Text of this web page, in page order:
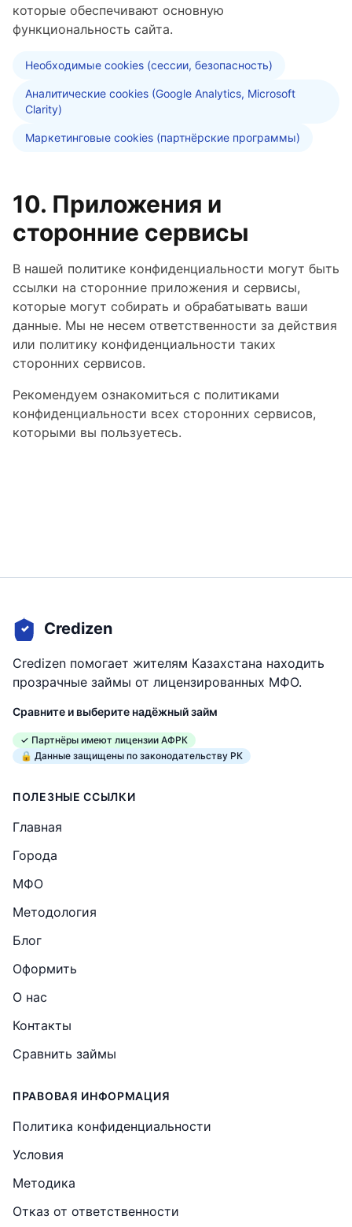
которые обеспечивают основную
функциональность сайта.
Необходимые cookies (сессии, безопасность)
Аналитические cookies (Google Analytics, Microsoft
Clarity)
Маркетинговые cookies (партнёрские программы)
10. Приложения и
сторонние сервисы
В нашей политике конфиденциальности могут быть
ссылки на сторонние приложения и сервисы,
которые могут собирать и обрабатывать ваши
данные. Мы не несем ответственности за действия
или политику конфиденциальности таких
сторонних сервисов.
Рекомендуем ознакомиться с политиками
конфиденциальности всех сторонних сервисов,
которыми вы пользуетесь.
Credizen
Credizen помогает жителям Казахстана находить
прозрачные займы от лицензированных МФО.
Сравните и выберите надёжный займ
✓ Партнёры имеют лицензии АФРК
🔒 Данные защищены по законодательству РК
ПОЛЕЗНЫЕ ССЫЛКИ
Главная
Города
МФО
Методология
Блог
Оформить
О нас
Контакты
Сравнить займы
ПРАВОВАЯ ИНФОРМАЦИЯ
Политика конфиденциальности
Условия
Методика
Отказ от ответственности